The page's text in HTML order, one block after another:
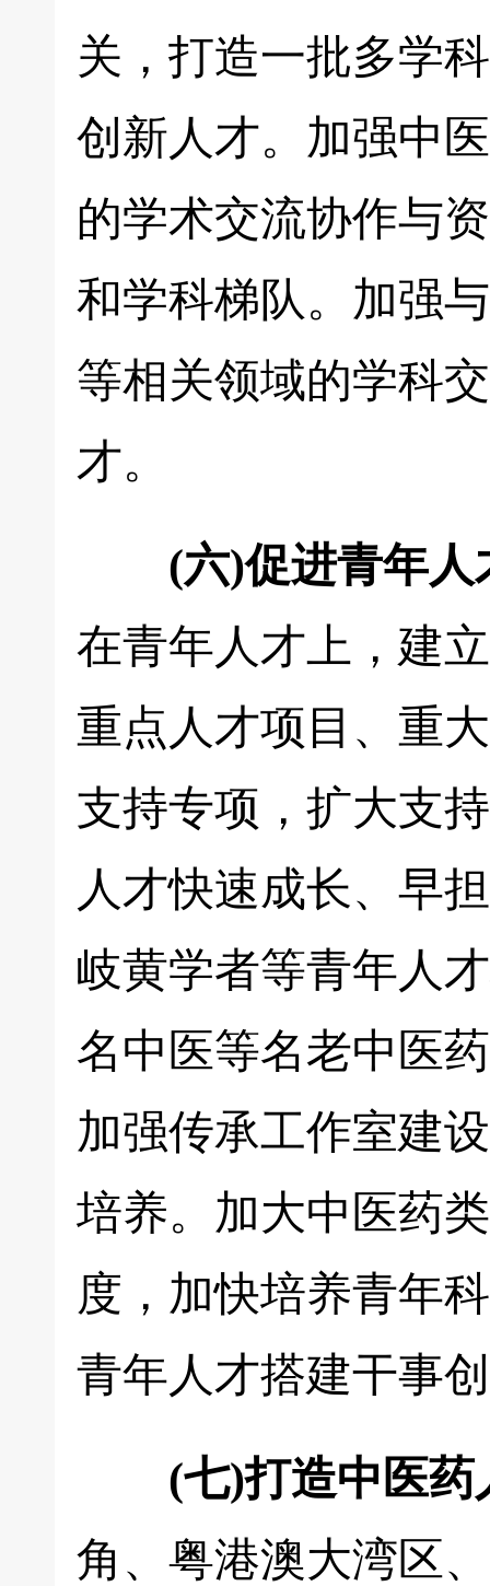
关，打造一批多学
创新人才。加强中
的学术交流协作与
和学科梯队。加强
等相关领域的学科
才。
(六)促进青年
在青年人才上，建
重点人才项目、重
支持专项，扩大支
人才快速成长、早
岐黄学者等青年人
名中医等名老中医
加强传承工作室建
培养。加大中医药
度，加快培养青年
青年人才搭建干事
(七)打造中医
角、粤港澳大湾区